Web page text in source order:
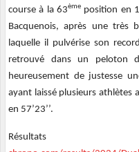
course à la 63ème position en
Bacquenois, après une très
laquelle il pulvérise son
retrouvé dans un peloton
heureusement de justesse
ayant laissé plusieurs athlètes
en 57’23’’.